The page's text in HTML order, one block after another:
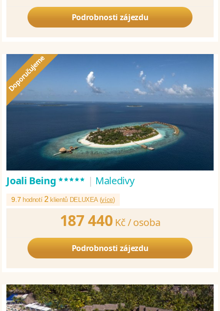
Podrobnosti zájezdu
Joali Being***** | Maledivy
9.7 hodnotí 2 klientů DELUXEA (více)
187 440 Kč /osoba
Podrobnosti zájezdu